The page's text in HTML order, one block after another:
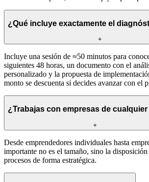
¿Qué incluye exactamente el
+
Incluye una sesión de ≈50 minutos para
siguientes 48 horas, un documento con el
personalizado y la propuesta de
monto se descuenta si decides avanzar con el
¿Trabajas con empresas de
+
Desde emprendedores individuales hasta
importante no es el tamaño, sino la
procesos de forma estratégica.